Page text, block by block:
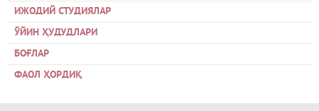
ИЖОДИЙ СТУДИЯЛАР
ЎЙИН ҲУДУДЛАРИ
БОҒЛАР
ФАОЛ ҲОРДИҚ